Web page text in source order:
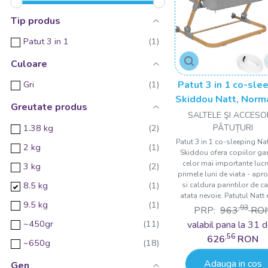
Tip produs
Patut 3 in 1
Culoare
Gri
Greutate produs
1.38 kg
2 kg
3 kg
8.5 kg
9.5 kg
~450gr
~650g
Patut 3 in 1 co-
Skiddou Natt,
Wood, Wood-
SALTELE ŞI
PǍTUȚURI
Patut 3 in 1 co-sleeping
Skiddou ofera copiilor
celor mai importante
primele luni de viata -
si caldura parintilor de
atata nevoie. Patutul Natt
PRP: 963,93
valabil pana la 31
626,56 RON
Adauga in cos